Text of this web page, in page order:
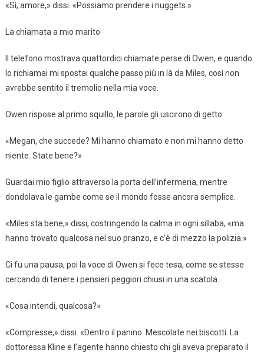
«Sì, amore,» dissi. «Possiamo prendere i nuggets.»
La chiamata a mio marito
Il telefono mostrava quattordici chiamate perse di Owen, e quando
lo richiamai mi spostai qualche passo più in là da Miles, così non
avrebbe sentito il tremolio nella mia voce.
Owen rispose al primo squillo, le parole gli uscirono di getto.
«Megan, che succede? Mi hanno chiamato e non mi hanno detto
niente. State bene?»
Guardai mio figlio attraverso la porta dell’infermeria, mentre
dondolava le gambe come se il mondo fosse ancora semplice.
«Miles sta bene,» dissi, costringendo la calma in ogni sillaba, «ma
hanno trovato qualcosa nel suo pranzo, e c’è di mezzo la polizia.»
Ci fu una pausa, poi la voce di Owen si fece tesa, come se stesse
cercando di tenere i pensieri peggiori chiusi in una scatola.
«Cosa intendi, qualcosa?»
«Compresse,» dissi. «Dentro il panino. Mescolate nei biscotti. La
dottoressa Kline e l’agente hanno chiesto chi gli aveva preparato il